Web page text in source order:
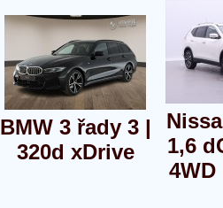
BMW 3 řady 3 |
320d xDrive
1,6
4WD